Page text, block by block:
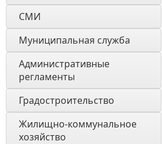
СМИ
Муниципальная служба
Административные
регламенты
Градостроительство
Жилищно-коммунальное
хозяйство